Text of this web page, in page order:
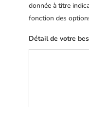
donnée à titre
fonction des
Détail de votre